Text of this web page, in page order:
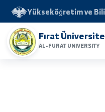
Yükseköğretim ve
Fırat
AL-FURAT UNIVERSITY